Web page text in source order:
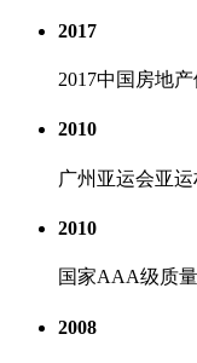
2017
2017中国房地
2010
广州亚运会亚
2010
国家AAA级质
2008